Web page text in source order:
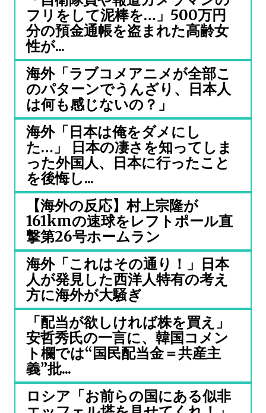
フリをして泥棒を…」500万円
分の預金通帳を盗まれた高齢女
性が...
海外「ラブコメアニメが全部こ
のパターンでうんざり、日本人
は何も感じないの？」
海外「日本は俺をダメにし
た…」 日本の凄さを知ってしま
った外国人、日本に行ったこと
を後悔し...
【海外の反応】村上宗隆が
161kmの速球をレフトポール直
撃第26号ホームラン
海外「これはその通り！」日本
人が発見した西洋人特有の考え
方に海外が大騒ぎ
「配当が欲しければ株を買え」
安哲秀氏の一言に、韓国コメン
ト欄では“国民配当金＝共産主
義”批...
ロシア「お前らの国にある似非